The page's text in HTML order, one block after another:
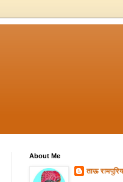
About Me
ताऊ